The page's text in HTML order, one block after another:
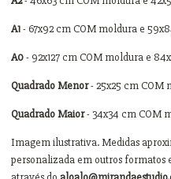
A1- 67x92 cm COM moldura e
A0- 92x127 cm COM moldura e
Quadrado Menor- 25x25 cm COM
Quadrado Maior- 34x34 cm COM
Imagem ilustrativa. Medidas
personalizada em outros